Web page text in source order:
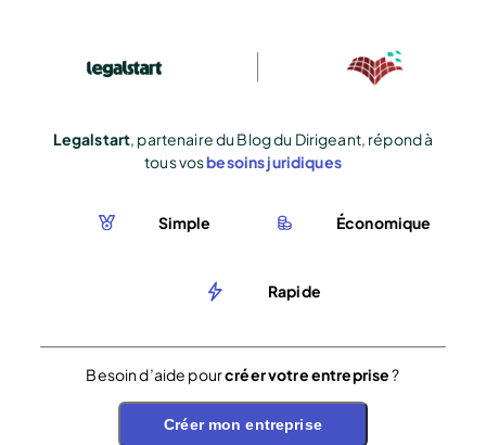
Legalstart, partenaire du Blog du Dirigeant, répond à
tous vosbesoins juridiques
Simple Économique
Rapide
Besoin d’aide pourcréer votre entreprise?
Créer mon entreprise